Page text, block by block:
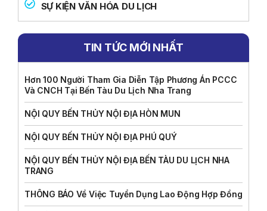
SỰ KIỆN VĂN HÓA DU LỊCH
TIN TỨC MỚI NHẤT
Hơn 100 Người Tham Gia Diễn Tập Phương Án PCCC
Và CNCH Tại Bến Tàu Du Lịch Nha Trang
NỘI QUY BẾN THỦY NỘI ĐỊA HÒN MUN
NỘI QUY BẾN THỦY NỘI ĐỊA PHÚ QUÝ
NỘI QUY BẾN THỦY NỘI ĐỊA BẾN TÀU DU LỊCH NHA
TRANG
THÔNG BÁO Về Việc Tuyển Dụng Lao Động Hợp Đồng